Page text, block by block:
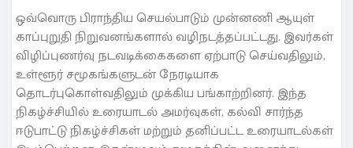
ஒவ்வொரு பிராந்திய செயல்பாடும் முன்னணி ஆயுள்
காப்புறுதி நிறுவனங்களால் வழிநடத்தப்பட்டது. இவர்கள்
விழிப்புணர்வு நடவடிக்கைகளை ஏற்பாடு செய்வதிலும்,
உள்ளூர் சமூகங்களுடன் நேரடியாக
தொடர்புகொள்வதிலும் முக்கிய பங்காற்றினர். இந்த
நிகழ்ச்சியில் உரையாடல் அமர்வுகள், கல்வி சார்ந்த
ஈடுபாட்டு நிகழ்ச்சிகள் மற்றும் தனிப்பட்ட உரையாடல்கள்